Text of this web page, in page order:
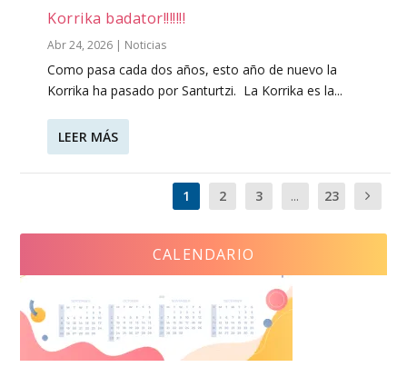
Korrika badator!!!!!!!
Abr 24, 2026 | Noticias
Como pasa cada dos años, esto año de nuevo la
Korrika ha pasado por Santurtzi. La Korrika es la...
LEER MÁS
1 2 3 ... 23
CALENDARIO